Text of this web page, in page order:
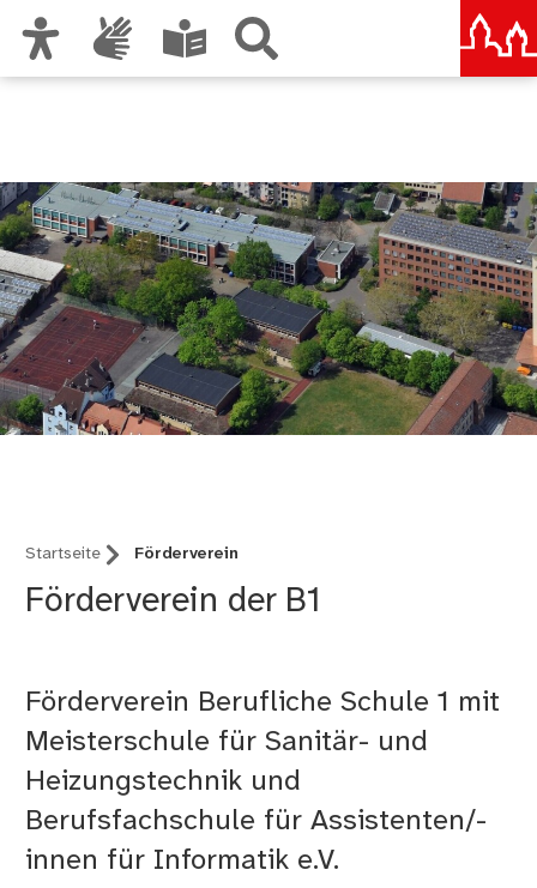
Startseite Förderverein
Förderverein der B1
Förderverein Berufliche Schule 1 mit
Meisterschule für Sanitär- und
Heizungstechnik und
Berufsfachschule für Assistenten/-
innen für Informatik e.V.